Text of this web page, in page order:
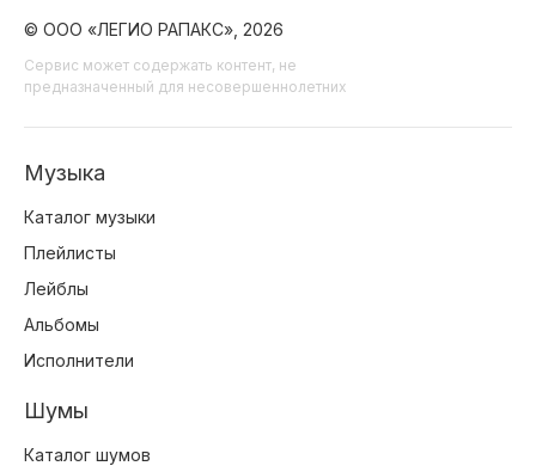
© ООО «ЛЕГИО РАПАКС», 2026
Сервис может содержать контент, не
предназначенный для несовершеннолетних
Музыка
Каталог музыки
Плейлисты
Лейблы
Альбомы
Исполнители
Шумы
Каталог шумов